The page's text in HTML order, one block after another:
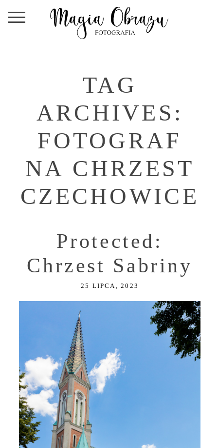
TAG
ARCHIVES:
FOTOGRAF
NA CHRZEST
CZECHOWICE
Protected:
Chrzest Sabriny
25 LIPCA, 2023